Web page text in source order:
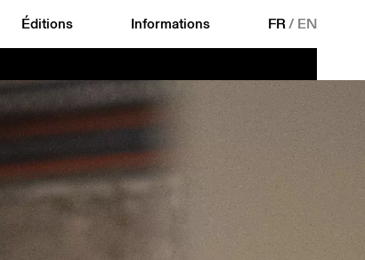
Éditions Informations FR/ EN